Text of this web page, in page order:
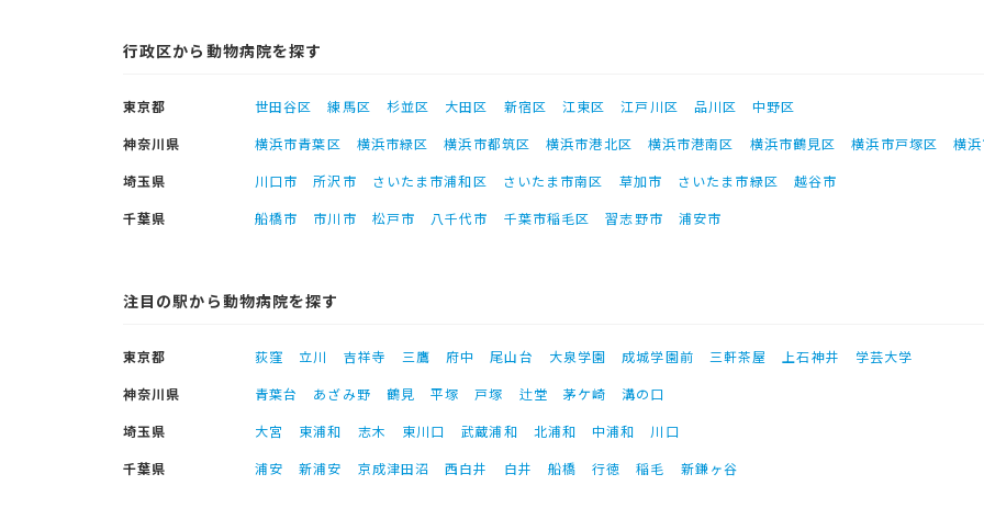
行政区から動物病院を探す
東京都 世田谷区 練馬区 杉並区 大田区 新宿区 江東区 江戸川区 品川区
中野区
神奈川県
横浜市青葉区 横浜市緑区 横浜市都筑区 横浜市港北区 横浜市港南区 横浜市鶴見区 横浜市戸塚区
横
埼玉県
川口市 所沢市 さいたま市浦和区 さいたま市南区 草加市 さいたま市緑区
越谷市
千葉県
船橋市 市川市 松戸市 八千代市 千葉市稲毛区 習志野市 浦安市
注目の駅から動物病院を探す
東京都 荻窪 立川 吉祥寺 三鷹 府中 尾山台 大泉学園 成城学園前 三軒茶屋 上石神井
学芸大学
神奈川県
青葉台 あざみ野 鶴見 平塚 戸塚 辻堂 茅ケ崎
溝の口
埼玉県
大宮 東浦和 志木 東川口 武蔵浦和 北浦和 中浦和
川口
千葉県
浦安 新浦安 京成津田沼 西白井 白井 船橋 行徳 稲毛 新鎌ヶ谷